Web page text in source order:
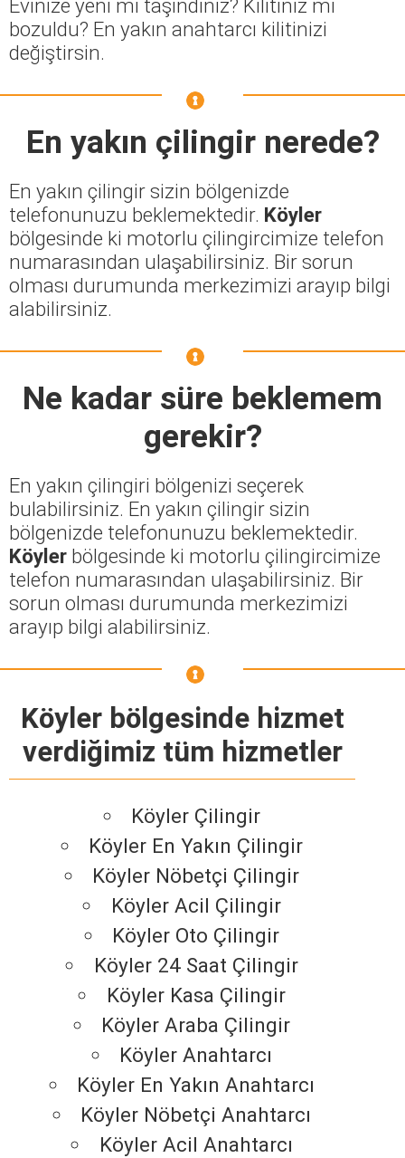
Evinize yeni mi taşındınız? Kilitiniz mi
bozuldu? En yakın anahtarcı kilitinizi
değiştirsin.
En yakın çilingir nerede?
En yakın çilingir sizin bölgenizde
telefonunuzu beklemektedir. Köyler
bölgesinde ki motorlu çilingircimize telefon
numarasından ulaşabilirsiniz. Bir sorun
olması durumunda merkezimizi arayıp bilgi
alabilirsiniz.
Ne kadar süre beklemem
gerekir?
En yakın çilingiri bölgenizi seçerek
bulabilirsiniz. En yakın çilingir sizin
bölgenizde telefonunuzu beklemektedir.
Köyler bölgesinde ki motorlu çilingircimize
telefon numarasından ulaşabilirsiniz. Bir
sorun olması durumunda merkezimizi
arayıp bilgi alabilirsiniz.
Köyler bölgesinde hizmet
verdiğimiz tüm hizmetler
Köyler Çilingir
Köyler En Yakın Çilingir
Köyler Nöbetçi Çilingir
Köyler Acil Çilingir
Köyler Oto Çilingir
Köyler 24 Saat Çilingir
Köyler Kasa Çilingir
Köyler Araba Çilingir
Köyler Anahtarcı
Köyler En Yakın Anahtarcı
Köyler Nöbetçi Anahtarcı
Köyler Acil Anahtarcı